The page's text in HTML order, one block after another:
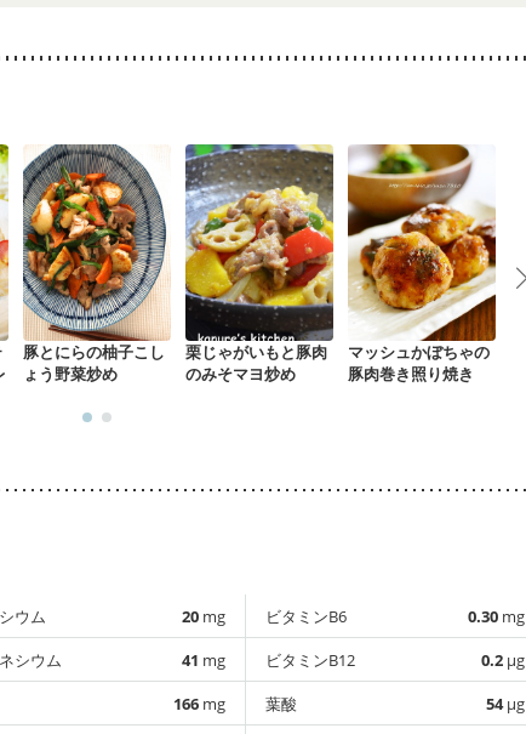
豚とにらの柚子こし
ょう野菜炒め
栗じゃがいもと豚肉
のみそマヨ炒め
マッシュかぼちゃの
豚肉巻き照り焼き
ウム 20 mg
シウム
41 mg
166 mg
ビタミンB6 0.30 mg
ビタミンB12
0.2 µg
葉酸
54µg